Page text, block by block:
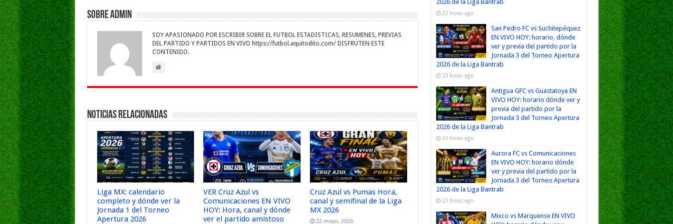
o
k
p
n er m ti
r
Sobre admin
SOY APASIONADO POR ESCRIBIR SOBRE EL FUTBOL ESTADISTICAS, RESUMENES, PREVIAS
DEL PARTIDO Y PARTIDOS EN VIVO https://futbol.aquitodito.com/ DISFRUTEN ESTE
CONTENIDO.
Noticias Relacionadas
Liga MX: calendario
completo y dónde ver la
Jornada 1 del Torneo
Apertura 2026
VER Cruz Azul vs
Comunicaciones EN VIVO
HOY: Hora, canal y dónde
ver el partido amistoso
Cruz Azul vs Pumas Hora,
canal y semifinal de la Liga
MX 2026
22 mayo, 2026
2026 de la Liga Bantrab
22 horas ago
San Pedro FC vs Suchitepéquez
EN VIVO HOY: horario, dónde
ver y previa del partido por la
Jornada 3 del Torneo Apertura
2026 de la Liga Bantrab
23 horas ago
Antigua GFC vs Guastatoya EN
VIVO HOY: horario dónde ver y
previa del partido por la
Jornada 3 del Torneo Apertura
2026 de la Liga Bantrab
23 horas ago
Aurora FC vs Comunicaciones
EN VIVO HOY: horario dónde
ver y previa del partido por la
Jornada 3 del Torneo Apertura
2026 de la Liga Bantrab
23 horas ago
Mixco vs Marquense EN VIVO